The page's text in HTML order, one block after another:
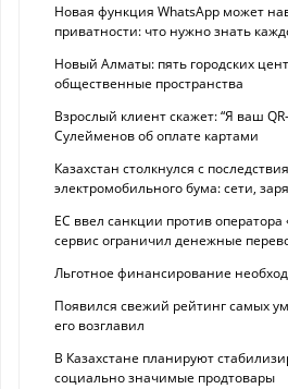
Новая функция WhatsApp может
приватности: что нужно знать
Новый Алматы: пять городских
общественные пространства
Взрослый клиент скажет: “Я ваш
Сулейменов об оплате картами
Казахстан столкнулся с
электромобильного бума: сети,
ЕС ввел санкции против оператора
сервис ограничил денежные
Льготное финансирование
Появился свежий рейтинг самых
его возглавил
В Казахстане планируют
социально значимые продтовары